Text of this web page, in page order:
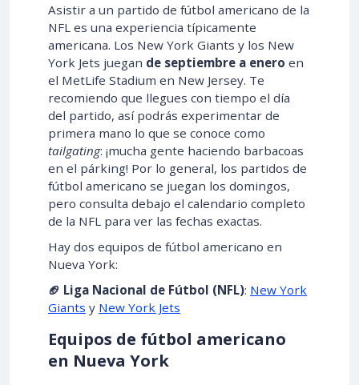
Asistir a un partido de fútbol americano de la
NFL es una experiencia típicamente
americana. Los New York Giants y los New
York Jets juegan de septiembre a enero en
el MetLife Stadium en New Jersey. Te
recomiendo que llegues con tiempo el día
del partido, así podrás experimentar de
primera mano lo que se conoce como
tailgating: ¡mucha gente haciendo barbacoas
en el párking! Por lo general, los partidos de
fútbol americano se juegan los domingos,
pero consulta debajo el calendario completo
de la NFL para ver las fechas exactas.
Hay dos equipos de fútbol americano en
Nueva York:
🏈 Liga Nacional de Fútbol (NFL): New York
Giants y New York Jets
Equipos de fútbol americano
en Nueva York